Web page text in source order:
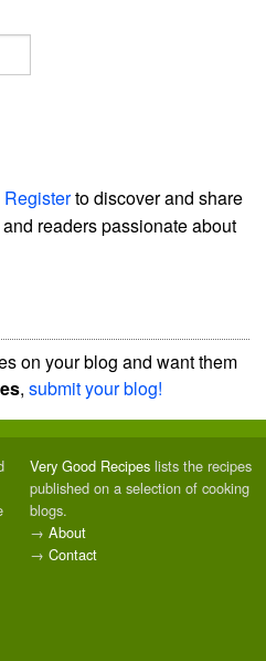
Registerto discover and share
readers passionate about
on your blog and want them
, submit your blog!
Very Good Recipes lists the recipes
published on a selection of cooking
blogs.
→ About
→ Contact